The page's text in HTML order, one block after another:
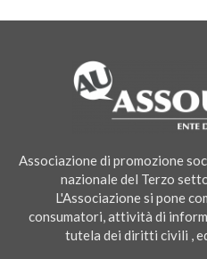
Associazione di promozione
nazionale del Terzo
L'Associazione si pone
consumatori, attività di
tutela dei diritti civili ,